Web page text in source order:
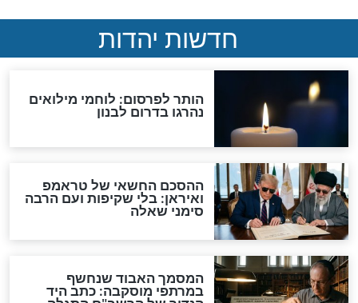
את חודש
מחודש של
של גאולה
ותחיית המתים": שיעור הכנה